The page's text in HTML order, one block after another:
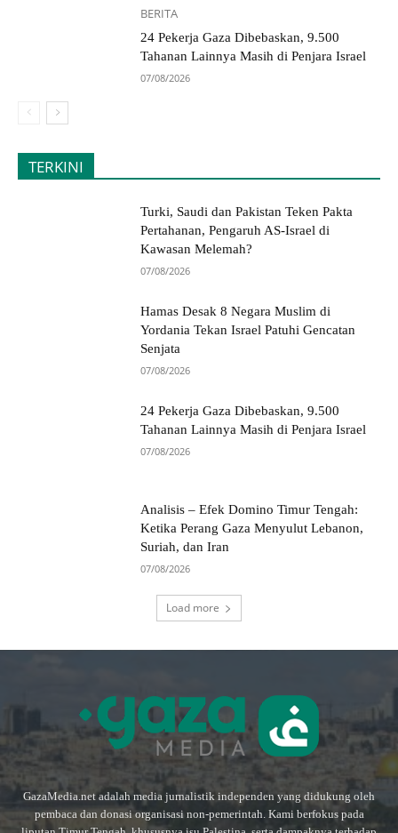
BERITA
24 Pekerja Gaza Dibebaskan, 9.500
Tahanan Lainnya Masih di Penjara Israel
07/08/2026
TERKINI
Turki, Saudi dan Pakistan Teken Pakta
Pertahanan, Pengaruh AS-Israel di
Kawasan Melemah?
07/08/2026
Hamas Desak 8 Negara Muslim di
Yordania Tekan Israel Patuhi Gencatan
Senjata
07/08/2026
24 Pekerja Gaza Dibebaskan, 9.500
Tahanan Lainnya Masih di Penjara Israel
07/08/2026
Analisis – Efek Domino Timur Tengah:
Ketika Perang Gaza Menyulut Lebanon,
Suriah, dan Iran
07/08/2026
Load more
GazaMedia.net adalah media jurnalistik independen yang didukung oleh
pembaca dan donasi organisasi non-pemerintah. Kami berfokus pada